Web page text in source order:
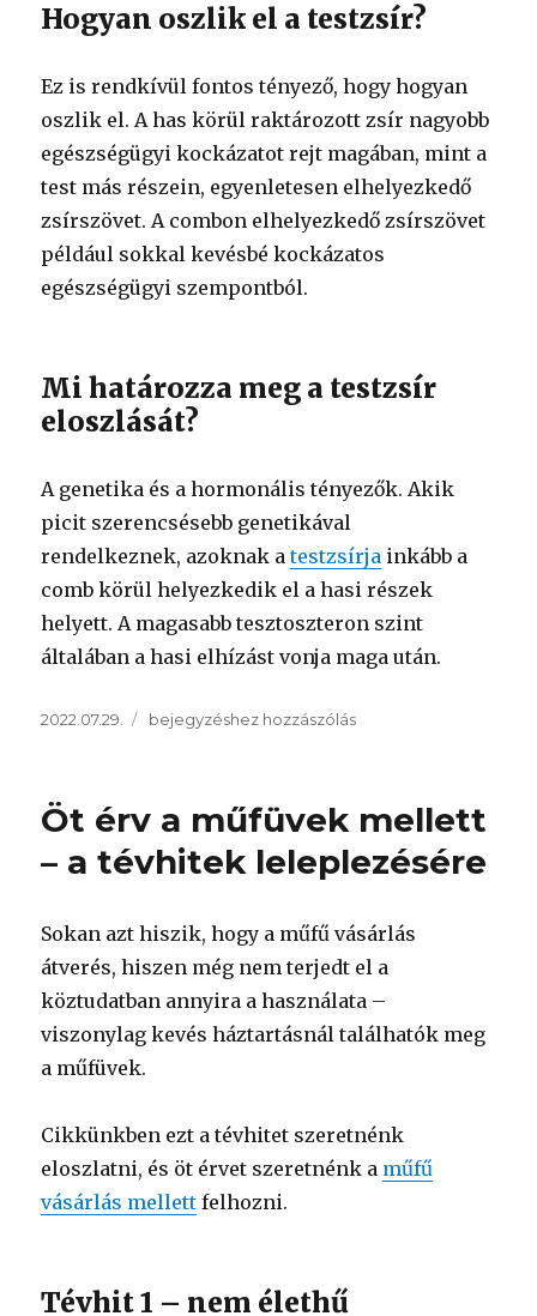
Hogyan oszlik el a testzsír?
Ez is rendkívül fontos tényező, hogy hogyan
oszlik el. A has körül raktározott zsír nagyobb
egészségügyi kockázatot rejt magában, mint a
test más részein, egyenletesen elhelyezkedő
zsírszövet. A combon elhelyezkedő zsírszövet
például sokkal kevésbé kockázatos
egészségügyi szempontból.
Mi határozza meg a testzsír
eloszlását?
A genetika és a hormonális tényezők. Akik
picit szerencsésebb genetikával
rendelkeznek, azoknak atestzsírja inkább a
comb körül helyezkedik el a hasi részek
helyett. A magasabb tesztoszteron szint
általában a hasi elhízást vonja maga után.
Közzétéve
2022.07.29.
Tényleg
következtethetsz
testzsír
bejegyzéshez hozzászólás
Öt érv a műfüvek mellett
– a tévhitek leleplezésére
Sokan azt hiszik, hogy a műfű vásárlás
átverés, hiszen még nem terjedt el a
köztudatban annyira a használata –
viszonylag kevés háztartásnál találhatók meg
a műfüvek.
Cikkünkben ezt a tévhitet szeretnénk
eloszlatni, és öt érvet szeretnénk a műfű
vásárlás mellett felhozni.
Tévhit 1 – nem élethű